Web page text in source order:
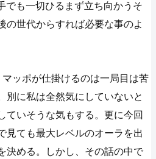
でも一切ひるまず立ち向かうそ
の世代からすれば必要な事のよ
ッポが仕掛けるのは一局目は苦
別に私は全然気にしていないと
ていそうな気もする。更に今回
見ても最大レベルのオーラを出
決める。しかし、その話の中で